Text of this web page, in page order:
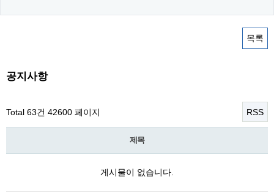
목록
공지사항
Total 63건 42600 페이지 RSS
제목
게시물이 없습니다.